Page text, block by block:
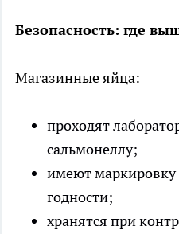
Безопасность: где
Магазинные яйца:
проходят
сальмонеллу;
имеют маркировку
годности;
хранятся при